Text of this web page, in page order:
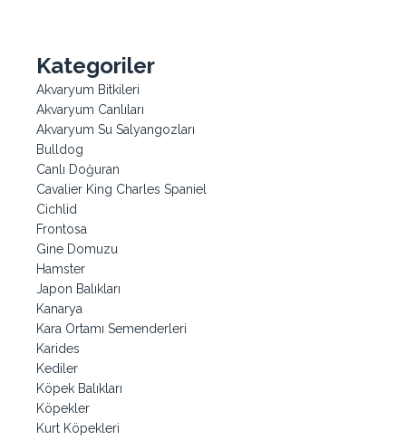
Kategoriler
Akvaryum Bitkileri
Akvaryum Canlıları
Akvaryum Su Salyangozları
Bulldog
Canlı Doğuran
Cavalier King Charles Spaniel
Cichlid
Frontosa
Gine Domuzu
Hamster
Japon Balıkları
Kanarya
Kara Ortamı Semenderleri
Karides
Kediler
Köpek Balıkları
Köpekler
Kurt Köpekleri